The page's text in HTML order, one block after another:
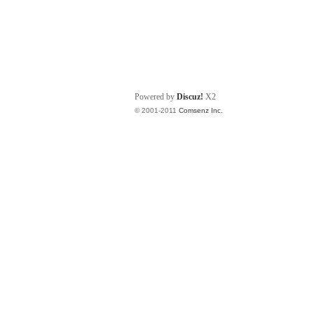
Powered by Discuz! X2
© 2001-2011 Comsenz Inc.